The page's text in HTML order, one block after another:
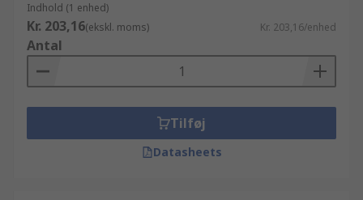
Indhold (1 enhed)
Kr. 203,16(ekskl. moms) Kr. 203,16/enhed
Antal
Tilføj
Datasheets